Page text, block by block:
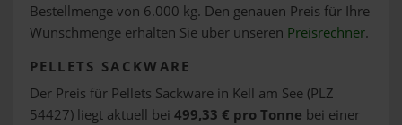
Bestellmenge von 6.000 kg. Den genauen Preis für Ihre
Wunschmenge erhalten Sie über unseren Preisrechner.
PELLETS SACKWARE
Der Preis für Pellets Sackware in Kell am See (PLZ
54427) liegt aktuell bei 499,33 € pro Tonne bei einer